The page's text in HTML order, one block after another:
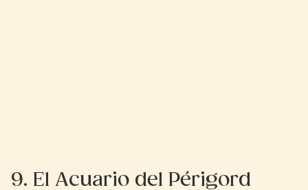
9. El Acuario del Périgord